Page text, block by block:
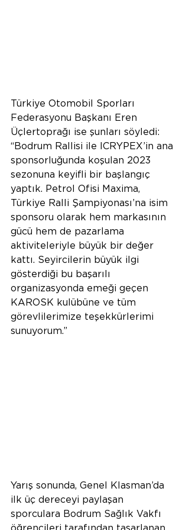
Türkiye Otomobil Sporları
Federasyonu Başkanı Eren
Üçlertoprağı ise şunları söyledi:
“Bodrum Rallisi ile ICRYPEX’in ana
sponsorluğunda koşulan 2023
sezonuna keyifli bir başlangıç
yaptık. Petrol Ofisi Maxima,
Türkiye Ralli Şampiyonası’na isim
sponsoru olarak hem markasının
gücü hem de pazarlama
aktiviteleriyle büyük bir değer
kattı. Seyircilerin büyük ilgi
gösterdiği bu başarılı
organizasyonda emeği geçen
KAROSK kulübüne ve tüm
görevlilerimize teşekkürlerimi
sunuyorum.”
Yarış sonunda, Genel Klasman’da
ilk üç dereceyi paylaşan
sporculara Bodrum Sağlık Vakfı